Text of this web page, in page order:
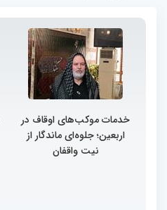
خدمات موکب‌های اوقاف در
اربعین؛ جلوه‌ای ماندگار از
نیت واقفان